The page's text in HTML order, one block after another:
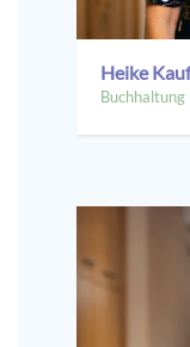
Heike
Buchhaltung